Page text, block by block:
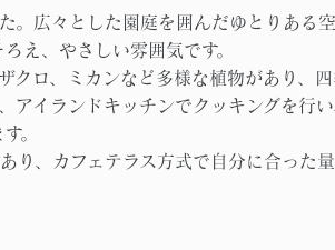
広々とした園庭を囲んだゆとりある空
え、やさしい雰囲気です。
クロ、ミカンなど多様な植物があり、
アイランドキッチンでクッキングを行
。
り、カフェテラス方式で自分に合った量